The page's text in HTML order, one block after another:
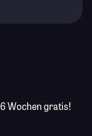
6 Wochen gratis!